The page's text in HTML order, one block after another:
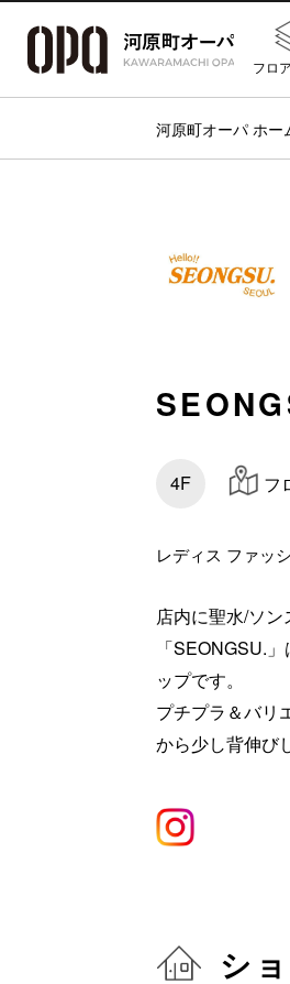
フロ
河原町オーパ ホー
4F フ
レディス ファッ
店内に聖水/ソ
「SEONGSU.
ップです。
プチプラ＆バリ
から少し背伸び
シ